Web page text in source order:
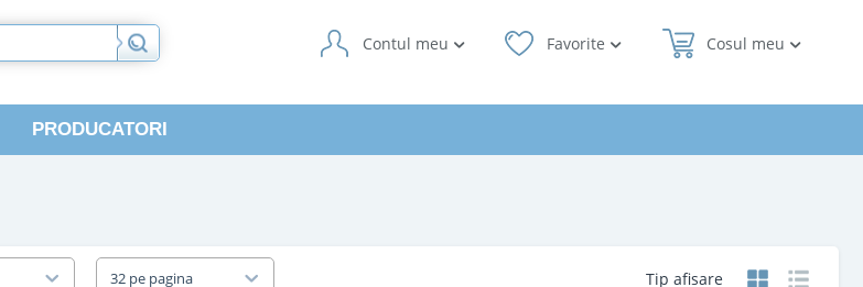
Cosul meu
Favorite
Contul meu
PRODUCATORI
Tip afisare
32 pe pagina